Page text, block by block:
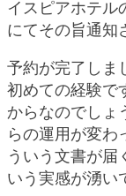
イスピアホテル
にてその旨通知
予約が完了しま
初めての経験で
からなのでしょ
らの運用が変わ
ういう文書が届
いう実感が湧い